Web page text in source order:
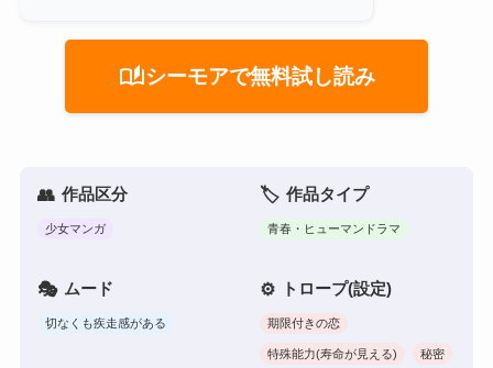
auto_storiesシーモアで無料試し読み
作品区分
少女マンガ
作品タイプ
青春・ヒューマンドラマ
ムード
切なくも疾走感がある
トロープ(設定)
期限付きの恋
特殊能力(寿命が見える) 秘密